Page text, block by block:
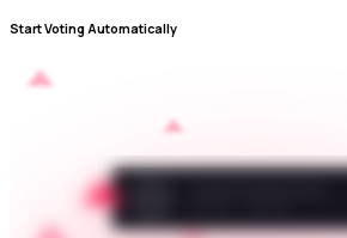
Start Voting Automatically